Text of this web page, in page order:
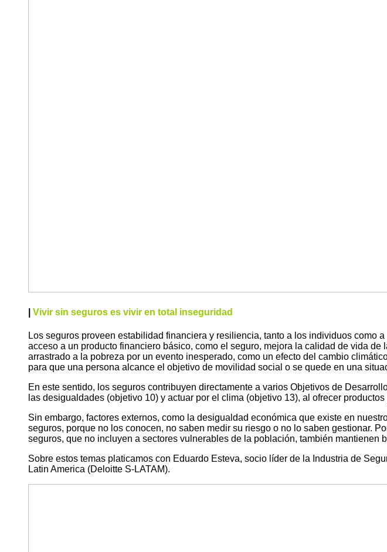
Vivir sin seguros es vivir en total inseguridad
Los seguros proveen estabilidad financiera y resiliencia, tanto a los individuos
acceso a un producto financiero básico, como el seguro, mejora la calidad de vida
arrastrado a la pobreza por un evento inesperado, como un efecto del cambio
para que una persona alcance el objetivo de movilidad social o se quede en una
En este sentido, los seguros contribuyen directamente a varios Objetivos de
las desigualdades (objetivo 10) y actuar por el clima (objetivo 13), al ofrecer
Sin embargo, factores externos, como la desigualdad económica que existe en
seguros, porque no los conocen, no saben medir su riesgo o no lo saben gestionar.
seguros, que no incluyen a sectores vulnerables de la población, también mantienen
Sobre estos temas platicamos con Eduardo Esteva, socio líder de la Industria de
Latin America (Deloitte S-LATAM).